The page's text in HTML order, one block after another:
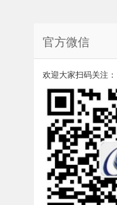
官方微信
欢迎大家扫码关注：